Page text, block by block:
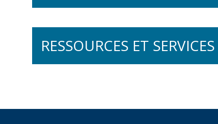
Français pour
La pleine conscience
Vidéoconférences sur
RESSOURCES ET SERVICES